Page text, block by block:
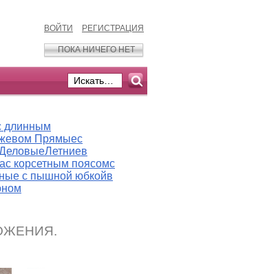
ВОЙТИ РЕГИСТРАЦИЯ
ПОКА НИЧЕГО НЕТ
длинным
Прямыес
Летниев
с корсетным поясомс
с пышной юбкойв